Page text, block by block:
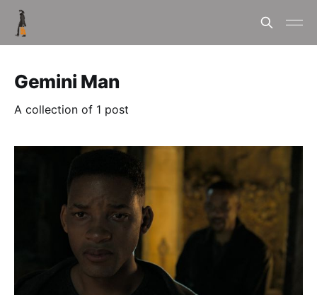
Gemini Man
A collection of 1 post